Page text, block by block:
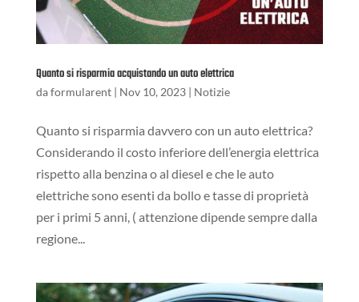
Quanto si risparmia acquistando un auto elettrica
daformularent| Nov 10, 2023| Notizie
Quanto si risparmia davvero con un auto elettrica?
Considerando il costo inferiore dell’energia elettrica
rispetto alla benzina o al diesel e che le auto
elettriche sono esenti da bollo e tasse di proprietà
per i primi 5 anni, ( attenzione dipende sempre dalla
regione...